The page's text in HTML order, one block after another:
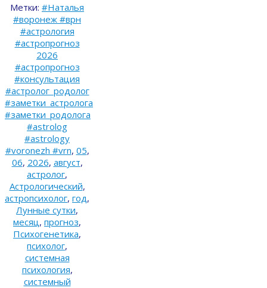
Метки: #Наталья
#воронеж #врн
#астрология
#астропрогноз
2026
#астропрогноз
#консультация
#астролог_родолог
#заметки_астролога
#заметки_родолога
#astrolog
#astrology
#voronezh #vrn, 05,
06, 2026, август,
астролог,
Астрологический,
астропсихолог, год,
Лунные сутки,
месяц , прогноз,
Психогенетика,
психолог,
системная
психология,
системный